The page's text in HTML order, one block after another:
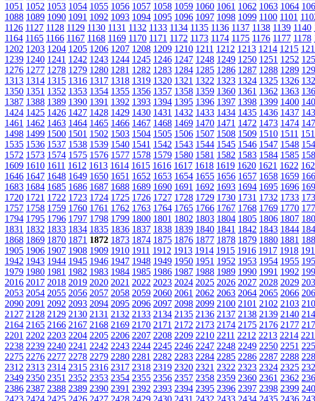
1051 1052 1053 1054 1055 1056 1057 1058 1059 1060 1061 1062 1063 1064
1088 1089 1090 1091 1092 1093 1094 1095 1096 1097 1098 1099 1100 1101
1126 1127 1128 1129 1130 1131 1132 1133 1134 1135 1136 1137 1138 1139 1140
1164 1165 1166 1167 1168 1169 1170 1171 1172 1173 1174 1175 1176 1177 1178
1202 1203 1204 1205 1206 1207 1208 1209 1210 1211 1212 1213 1214 1215
1239 1240 1241 1242 1243 1244 1245 1246 1247 1248 1249 1250 1251 1252
1276 1277 1278 1279 1280 1281 1282 1283 1284 1285 1286 1287 1288 1289
1313 1314 1315 1316 1317 1318 1319 1320 1321 1322 1323 1324 1325 1326
1350 1351 1352 1353 1354 1355 1356 1357 1358 1359 1360 1361 1362 1363
1387 1388 1389 1390 1391 1392 1393 1394 1395 1396 1397 1398 1399 1400
1424 1425 1426 1427 1428 1429 1430 1431 1432 1433 1434 1435 1436 1437
1461 1462 1463 1464 1465 1466 1467 1468 1469 1470 1471 1472 1473 1474
1498 1499 1500 1501 1502 1503 1504 1505 1506 1507 1508 1509 1510 1511
1535 1536 1537 1538 1539 1540 1541 1542 1543 1544 1545 1546 1547 1548
1572 1573 1574 1575 1576 1577 1578 1579 1580 1581 1582 1583 1584 1585
1609 1610 1611 1612 1613 1614 1615 1616 1617 1618 1619 1620 1621 1622
1646 1647 1648 1649 1650 1651 1652 1653 1654 1655 1656 1657 1658 1659
1683 1684 1685 1686 1687 1688 1689 1690 1691 1692 1693 1694 1695 1696
1720 1721 1722 1723 1724 1725 1726 1727 1728 1729 1730 1731 1732 1733
1757 1758 1759 1760 1761 1762 1763 1764 1765 1766 1767 1768 1769 1770
1794 1795 1796 1797 1798 1799 1800 1801 1802 1803 1804 1805 1806 1807
1831 1832 1833 1834 1835 1836 1837 1838 1839 1840 1841 1842 1843 1844
1868 1869 1870 1871 1872 1873 1874 1875 1876 1877 1878 1879 1880 1881
1905 1906 1907 1908 1909 1910 1911 1912 1913 1914 1915 1916 1917 1918
1942 1943 1944 1945 1946 1947 1948 1949 1950 1951 1952 1953 1954 1955
1979 1980 1981 1982 1983 1984 1985 1986 1987 1988 1989 1990 1991 1992
2016 2017 2018 2019 2020 2021 2022 2023 2024 2025 2026 2027 2028 2029
2053 2054 2055 2056 2057 2058 2059 2060 2061 2062 2063 2064 2065 2066
2090 2091 2092 2093 2094 2095 2096 2097 2098 2099 2100 2101 2102 2103
2127 2128 2129 2130 2131 2132 2133 2134 2135 2136 2137 2138 2139 2140
2164 2165 2166 2167 2168 2169 2170 2171 2172 2173 2174 2175 2176 2177
2201 2202 2203 2204 2205 2206 2207 2208 2209 2210 2211 2212 2213 2214
2238 2239 2240 2241 2242 2243 2244 2245 2246 2247 2248 2249 2250 2251
2275 2276 2277 2278 2279 2280 2281 2282 2283 2284 2285 2286 2287 2288
2312 2313 2314 2315 2316 2317 2318 2319 2320 2321 2322 2323 2324 2325
2349 2350 2351 2352 2353 2354 2355 2356 2357 2358 2359 2360 2361 2362
2386 2387 2388 2389 2390 2391 2392 2393 2394 2395 2396 2397 2398 2399
2423 2424 2425 2426 2427 2428 2429 2430 2431 2432 2433 2434 2435 2436